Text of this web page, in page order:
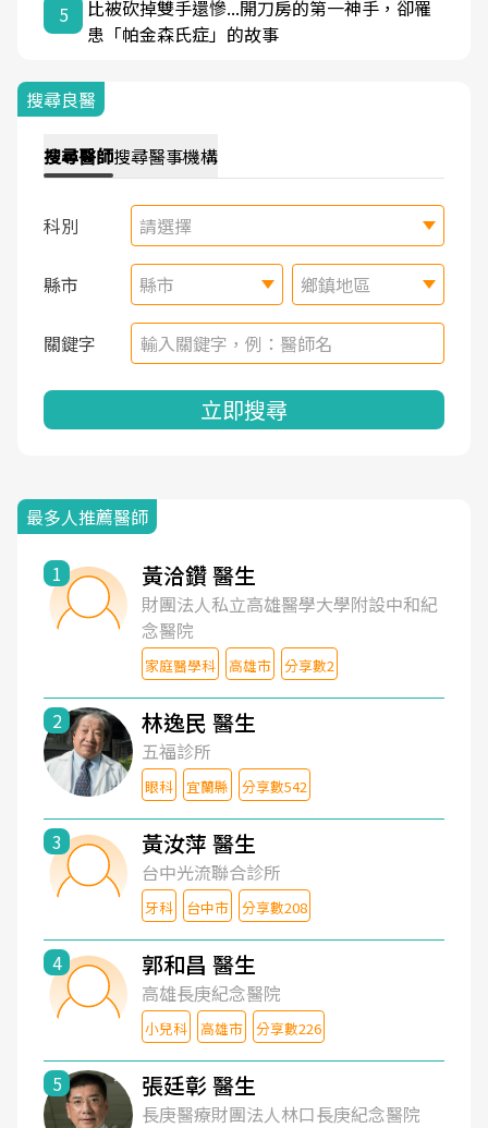
5
比被砍掉雙手還慘...開刀房的第一神手，卻罹
患「帕金森氏症」的故事
搜尋良醫
搜尋醫師搜尋醫事機構
科別 請選擇
縣市 縣市 鄉鎮地區
關鍵字
立即搜尋
最多人推薦醫師
1 黃洽鑽 醫生
財團法人私立高雄醫學大學附設中和紀
念醫院
家庭醫學科 高雄市 分享數2
2 林逸民 醫生
五福診所
眼科 宜蘭縣 分享數542
3 黃汝萍 醫生
台中光流聯合診所
牙科 台中市 分享數208
4 郭和昌 醫生
高雄長庚紀念醫院
小兒科 高雄市 分享數226
5 張廷彰 醫生
長庚醫療財團法人林口長庚紀念醫院